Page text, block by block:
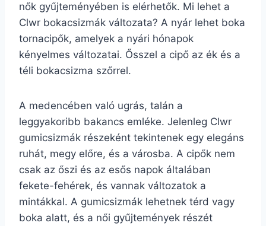
nők gyűjteményében is elérhetők. Mi lehet a
Clwr bokacsizmák változata? A nyár lehet boka
tornacipők, amelyek a nyári hónapok
kényelmes változatai. Ősszel a cipő az ék és a
téli bokacsizma szőrrel.
A medencében való ugrás, talán a
leggyakoribb bakancs emléke. Jelenleg Clwr
gumicsizmák részeként tekintenek egy elegáns
ruhát, megy előre, és a városba. A cipők nem
csak az őszi és az esős napok általában
fekete-fehérek, és vannak változatok a
mintákkal. A gumicsizmák lehetnek térd vagy
boka alatt, és a női gyűjtemények részét